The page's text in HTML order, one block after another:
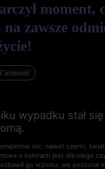
moment,
zawsze
Ciemność
wypadku stał
nic, nawet czerni,
o kolorach jest dla niego
go wzroku, ale pozostał